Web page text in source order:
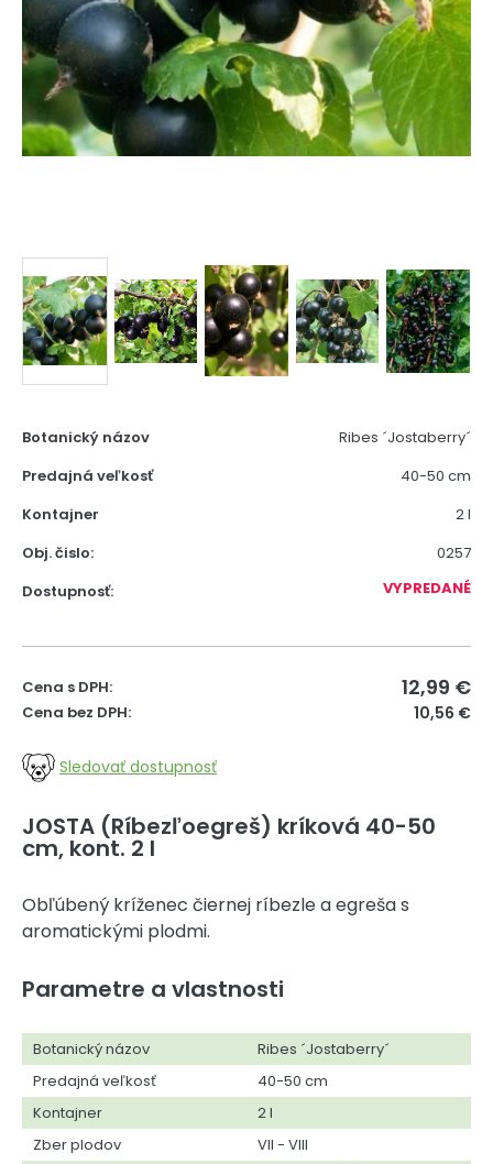
Botanický názov
Ribes ´Jostaberry´
Predajná veľkosť
40-50 cm
Kontajner
2 l
Obj. čislo:
0257
Dostupnosť:
VYPREDANÉ
Cena s DPH: 12,99 €
Cena bez DPH: 10,56 €
Sledovať dostupnosť
JOSTA (Ríbezľoegreš) kríková 40-50
cm, kont. 2 l
Obľúbený kríženec čiernej ríbezle a egreša s
aromatickými plodmi.
Parametre a vlastnosti
Botanický názov
Ribes ´Jostaberry´
Predajná veľkosť
40-50 cm
Kontajner
2 l
Zber plodov
VII - VIII